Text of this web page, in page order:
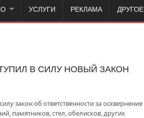
УСЛУГИ РЕКЛАМА ДРУГОЕ
В СИЛУ НОВЫЙ ЗАКОН
закон об ответственности за осквернение
памятников, стел, обелисков, других